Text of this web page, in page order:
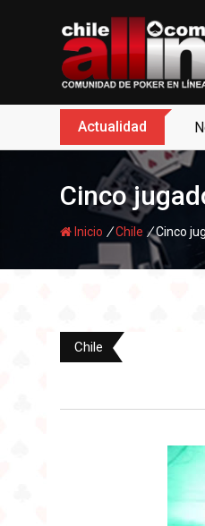
Actualidad
Cinco
Inicio /Chile /Cinco
Chile